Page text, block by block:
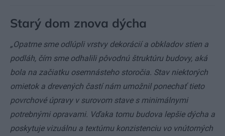
Starý dom znova dýcha
„Opatrne sme odlúpli vrstvy dekorácií a obkladov stien a
podláh, čím sme odhalili pôvodnú štruktúru budovy, aká
bola na začiatku osemnásteho storočia. Stav niektorých
omietok a drevených častí nám umožnil ponechať tieto
povrchové úpravy v surovom stave s minimálnymi
potrebnými opravami. Vďaka tomu budova lepšie dýcha a
poskytuje vizuálnu a textúrnu konzistenciu vo vnútorných